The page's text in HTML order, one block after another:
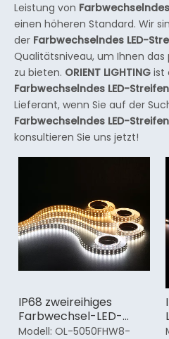
Leistung von
einen höheren Standard. Wir
der Farbwechselndes LED-
Qualitätsniveau, um Ihnen
zu bieten. ORIENT LIGHTING ist
Farbwechselndes LED-
Lieferant, wenn Sie auf der
Farbwechselndes LED-
konsultieren Sie uns jetzt!
IP68 zweireihiges
Farbwechsel-LED-
Streifenlicht
Modell: OL-5050FHW8-